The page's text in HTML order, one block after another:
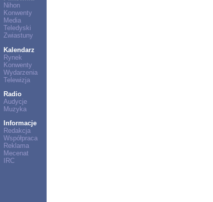
Nihon
Konwenty
Media
Teledyski
Zwiastuny
Kalendarz
Rynek
Konwenty
Wydarzenia
Telewizja
Radio
Audycje
Muzyka
Informacje
Redakcja
Współpraca
Reklama
Mecenat
IRC